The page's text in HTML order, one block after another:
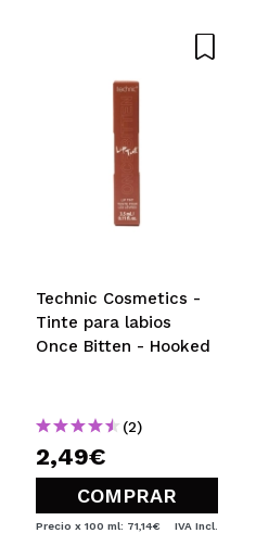
Technic Cosmetics -
Tinte para labios
Once Bitten - Hooked
(2)
2,49€
COMPRAR
Precio x 100 ml: 71,14€ IVA Incl.